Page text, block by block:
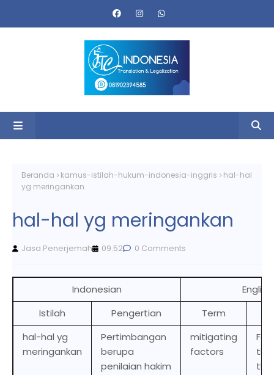
Beranda kamus-istilah-hukum-indonesia-inggris
hal-hal
yg meringankan
hal-hal yg meringankan
Jasa Penerjemah 09.52 0 Comments
Indonesian
English
Istilah
Pengertian Term
hal-hal yg
meringankan
Pertimbangan
berupa
penilaian hakim
mitigating
factors